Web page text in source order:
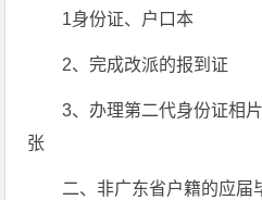
1身份证、户口本
2、完成改派的报到证
3、办理第二代身份证相
张
二、非广东省户籍的应届